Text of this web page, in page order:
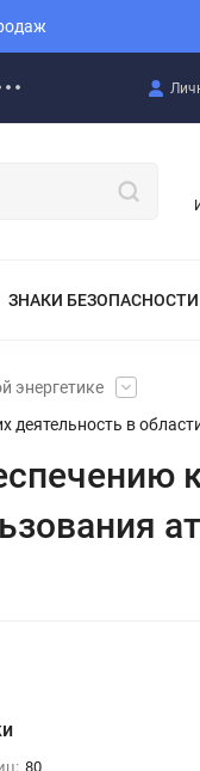
ЗНАКИ БЕЗОПАСНОСТИ
энергетике
в
80